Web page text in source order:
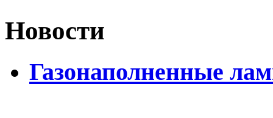
Новости
Газонаполненные